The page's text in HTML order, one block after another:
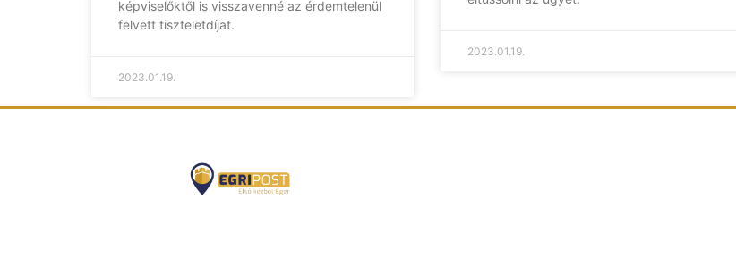
képviselőktől is visszavenné az érdemtelenül
felvett tiszteletdíjat.
2023.01.19.
2023.01.19.